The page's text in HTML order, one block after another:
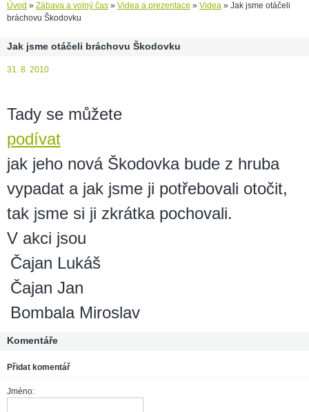
Úvod » Zábava a volný čas » Videa a prezentace » Videa » Jak jsme otáčeli
bráchovu Škodovku
Jak jsme otáčeli bráchovu Škodovku
31. 8. 2010
Tady se můžete
podívat
jak jeho nová Škodovka bude z hruba
vypadat a jak jsme ji potřebovali otočit,
tak jsme si ji zkrátka pochovali.
V akci jsou
Čajan Lukáš
Čajan Jan
Bombala Miroslav
Komentáře
Přidat komentář
Jméno: